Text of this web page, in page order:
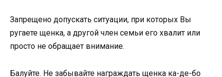
Запрещено допускать ситуации, при которых Вы
ругаете щенка, а другой член семьи его хвалит или
просто не обращает внимание.
Балуйте. Не забывайте награждать щенка ка-де-бо